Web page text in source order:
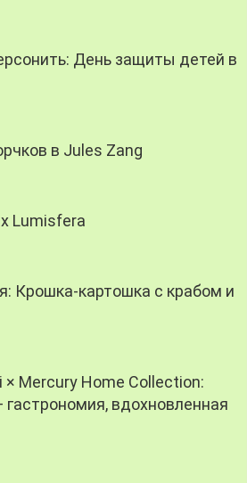
День защиты детей в
в Jules Zang
Lumisfera
Крошка-картошка с крабом и
× Mercury Home Collection:
гастрономия, вдохновленная